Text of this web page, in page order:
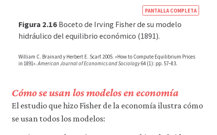
cedemos
datos
personales
uso
ni
los
con
PANTALLA COMPLETA
Figura 2.16 Boceto de Irving Fisher de su modelo
hidráulico del equilibrio económico (1891).
William C. Brainard y Herbert E. Scarf. 2005. «How to Compute Equilibrium Prices
in 1891». American Journal of Economics and Sociology64 (1): pp. 57–83.
Cómo se usan los modelos en economía
El estudio que hizo Fisher de la economía ilustra cómo
se usan todos los modelos: